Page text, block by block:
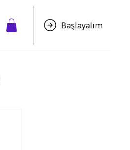
Başlayalım